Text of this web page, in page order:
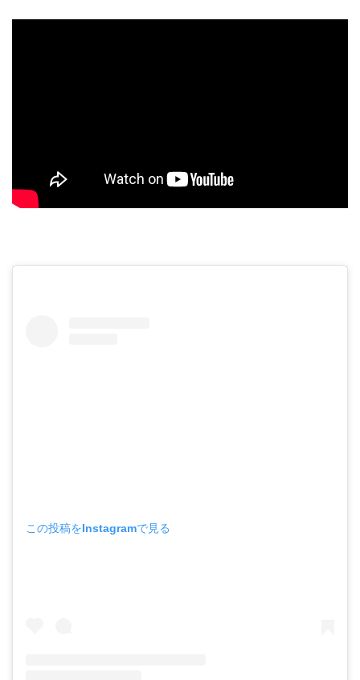
この投稿をInstagramで見る